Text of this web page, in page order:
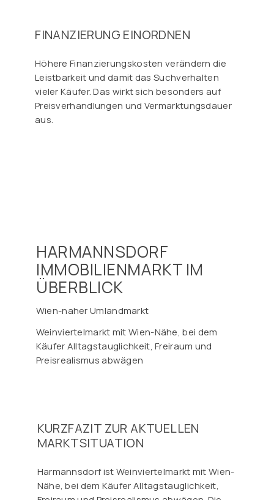
FINANZIERUNG EINORDNEN
Höhere Finanzierungskosten verändern die
Leistbarkeit und damit das Suchverhalten
vieler Käufer. Das wirkt sich besonders auf
Preisverhandlungen und Vermarktungsdauer
aus.
HARMANNSDORF
IMMOBILIENMARKT IM
ÜBERBLICK
Wien-naher Umlandmarkt
Weinviertelmarkt mit Wien-Nähe, bei dem
Käufer Alltagstauglichkeit, Freiraum und
Preisrealismus abwägen
KURZFAZIT ZUR AKTUELLEN
MARKTSITUATION
Harmannsdorf ist Weinviertelmarkt mit Wien-
Nähe, bei dem Käufer Alltagstauglichkeit,